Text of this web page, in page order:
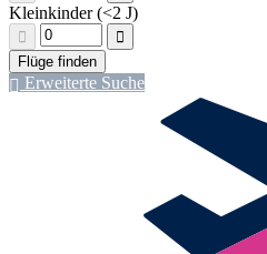
Kleinkinder (<2 J)
Erweiterte Suche